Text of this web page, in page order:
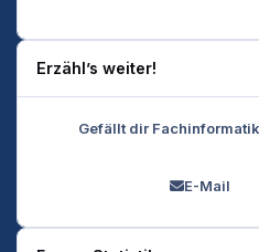
Erzähl’s weiter!
Gefällt dir
E-Mail